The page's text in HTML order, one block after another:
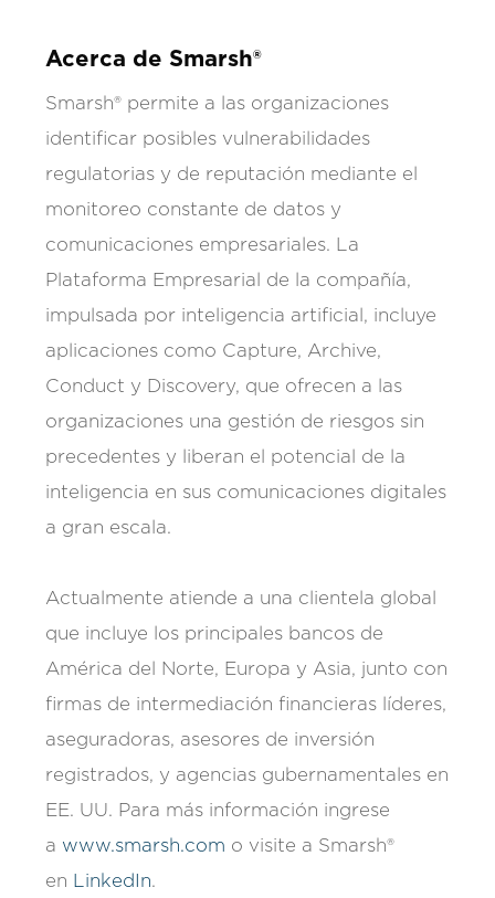
Acerca de Smarsh®
Smarsh® permite a las organizaciones
identificar posibles vulnerabilidades
regulatorias y de reputación mediante el
monitoreo constante de datos y
comunicaciones empresariales. La
Plataforma Empresarial de la compañía,
impulsada por inteligencia artificial, incluye
aplicaciones como Capture, Archive,
Conduct y Discovery, que ofrecen a las
organizaciones una gestión de riesgos sin
precedentes y liberan el potencial de la
inteligencia en sus comunicaciones digitales
a gran escala.
Actualmente atiende a una clientela global
que incluye los principales bancos de
América del Norte, Europa y Asia, junto con
firmas de intermediación financieras líderes,
aseguradoras, asesores de inversión
registrados, y agencias gubernamentales en
EE. UU. Para más información ingrese
a www.smarsh.com o visite a Smarsh®
en
LinkedIn.